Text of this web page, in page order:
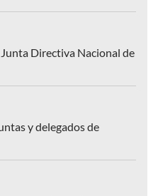
Directiva Nacional de
y delegados de